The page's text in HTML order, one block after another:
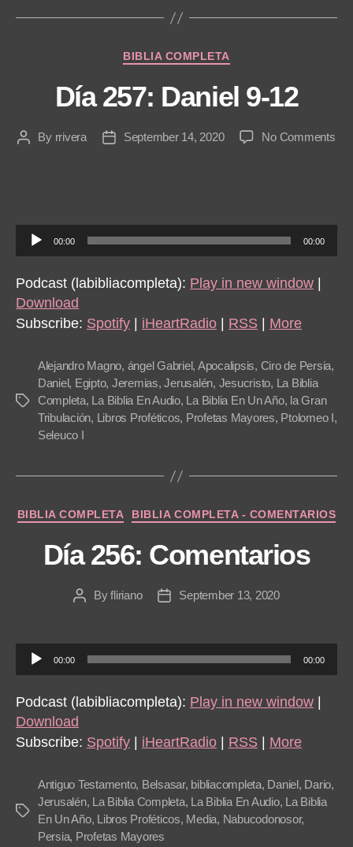
Categories
BIBLIA COMPLETA
Día 257: Daniel 9-12
PostBy rrivera
PostSeptember 14, 2020 No Commentson
12
u
d
i
o
y
00:00 00:00
Podcast (labibliacompleta): Play in new window
Download
Subscribe: Spotify iHeartRadio RSS More
Tags
Alejandro Magno, ángel Gabriel, Apocalipsis, Ciro de Persia,
Daniel, Egipto, Jeremias,Jerusalén, Jesucristo, La Biblia
Completa, La Biblia En Audio, La Biblia En Un Año, la Gran
Tribulación, Libros Proféticos, Profetas Mayores, Ptolomeo I,
Seleuco I
Categories
BIBLIA COMPLETA BIBLIA COMPLETA - COMENTARIOS
Día 256: Comentarios
PostByfliriano
PostSeptember 13, 2020
u
d
i
o
a
y
00:00 00:00
Podcast (labibliacompleta): Play in new window
Download
Subscribe: Spotify iHeartRadio RSS More
Tags
Antiguo Testamento, Belsasar, bibliacompleta, Daniel, Dario,
Jerusalén, La Biblia Completa, La Biblia En Audio, La Biblia
En Un Año, Libros Proféticos, Media, Nabucodonosor,
Persia, Profetas Mayores